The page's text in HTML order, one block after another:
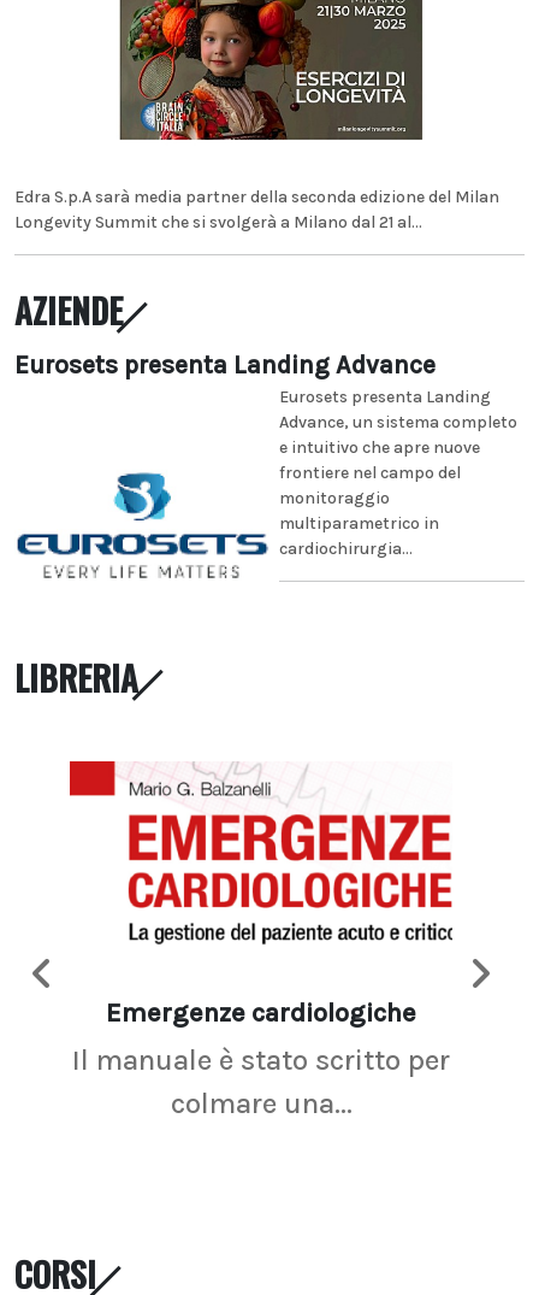
Edra S.p.A sarà media partner della seconda edizione del Milan
Longevity Summit che si svolgerà a Milano dal 21 al...
AZIENDE
Eurosets presenta Landing Advance
Eurosets presenta Landing
Advance, un sistema completo
e intuitivo che apre nuove
frontiere nel campo del
monitoraggio
multiparametrico in
cardiochirurgia...
LIBRERIA
Emergenze cardiologiche
Il manuale è stato scritto per
colmare una...
CORSI